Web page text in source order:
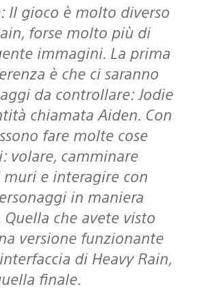
forse molto più di
immagini. La prima
è che ci saranno
da controllare: Jodie
chiamata Aiden. Con
fare molte cose
volare, camminare
muri e interagire con
in maniera
che avete visto
versione funzionante
di Heavy Rain,
finale.